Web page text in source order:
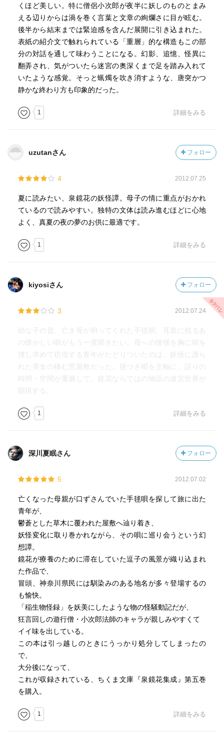
くほど美しい。特に僧侶小次郎が夜半に妖しのものとまみ
える辺りからは渦を巻く言葉と文章の絢爛さに目が眩む。
後半から結末までは緊迫感を含んだ展開に引き込まれた。
表紙の紹介文で触れられている「重層」的な構造もこの部
分の対話を通して味わうことになる。幻影、追憶、怪異に
翻弄され、気がついたら迷宮の奥深くまで足を踏み入れて
いたような感覚。そっと蝋燭を吹き消すような、唐突かつ
静かな終わり方も印象的だった。
1 詳細をみる
uzutanさん フォロー
4 2012.07.25
夏に読みたい、泉鏡花の妖怪譚。母子の情に重点がおかれ
ているので読みやすい。独特の文体は読み進むほどに心地
よく、真夏の夜の夢のお供に最適です。
1 詳細をみる
kiyosiさん フォロー
3 2012.07.24
幼な子の昔、亡き母が唄ってくれた手毬唄。耳底に残るあ
の懐かしい唄がもう一度聞きたい。母への憧憬を胸に唄を
捜し求めて彷徨する青年がたどりついたのは、妖怪に護ら
れた美女の棲む荒屋敷だった。毬つき唄を主軸に、語りの
時間・空間が重層して、鏡花ならではの物語の迷宮世界が
顕現する。
1 詳細をみる
深川夏眠さん フォロー
5 2012.07.02
亡くなった母親が口ずさんでいた手毬唄を探して旅に出た
青年が、
鬱蒼とした草木に覆われた屋敷へ辿り着き、
妖怪変化に取り巻かれながら、その唄に巡り会うという幻
想譚。
鏡花が療養のために滞在していた逗子の風景が織り込まれ
た作品で、
冒頭、神奈川県民には馴染みのある地名が多々登場するの
も愉快。
「稲生物怪録」を妖美にしたような物の怪騒動記だが、
狂言回しの遊行僧・小次郎法師のキャラが親しみやすくて
イイ味を出している。
この本は引っ越しのときにうっかり処分してしまったの
で、
大分後になって、
これが収録されている、ちくま文庫『泉鏡花集成』第五巻
を購入。
1 詳細をみる